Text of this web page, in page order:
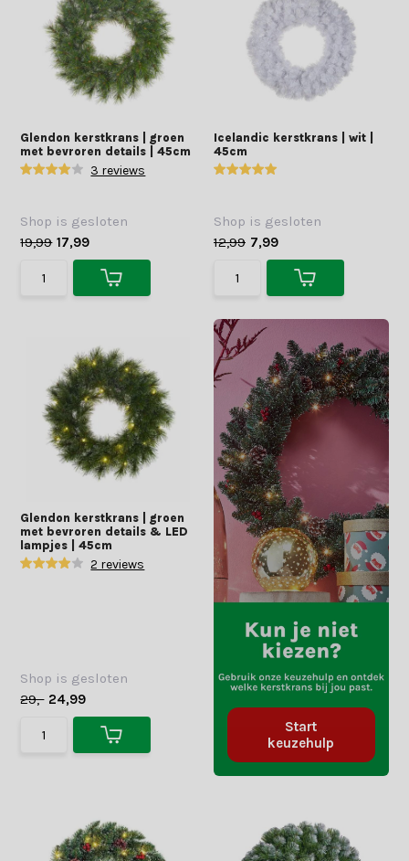
Glendon kerstkrans | groen
met bevroren details | 45cm
3 reviews
Shop is gesloten
19,99 17,99
Icelandic kerstkrans | wit |
45cm
Shop is gesloten
12,99 7,99
Glendon kerstkrans | groen
met bevroren details & LED
lampjes | 45cm
2 reviews
Shop is gesloten
29,- 24,99
Start
keuzehulp